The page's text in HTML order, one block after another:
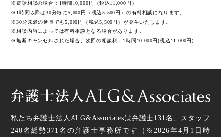
※電話相談の場合：1時間10,000円（税込11,000円）
※1時間以降は30分毎に5,000円（税込5,500円）の有料相談になります。
※30分未満の延長でも5,000円（税込5,500円）が発生いたします。
※相談内容によっては有料相談となる場合があります。
※無断キャンセルされた場合、次回の相談料：1時間10,000円(税込11,000円)
私たち弁護士法人ALG&Associatesは弁護士131名、スタッフ
240名総勢371 名の弁護士事務所です（ ※2026年4月1日時